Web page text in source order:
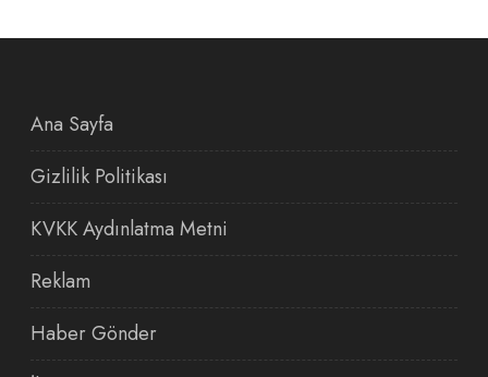
Ana Sayfa
Gizlilik Politikası
KVKK Aydınlatma Metni
Reklam
Haber Gönder